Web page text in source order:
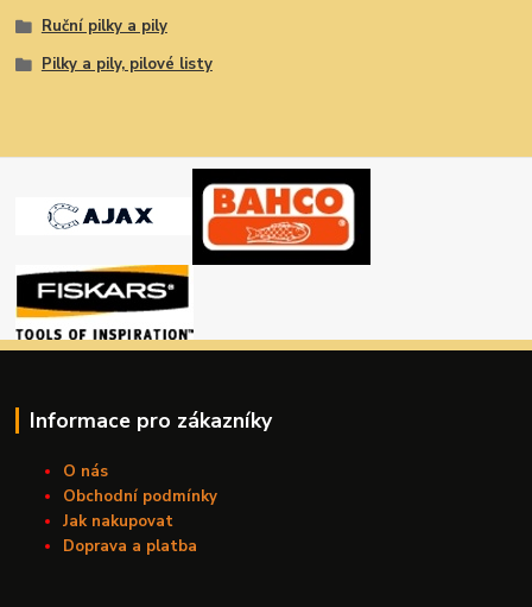
Ruční pilky a pily
Pilky a pily, pilové listy
Informace pro zákazníky
O nás
Obchodní podmínky
Jak nakupovat
Doprava a platba